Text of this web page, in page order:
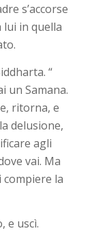
s’accorse
lui in quella
“
un Samana.
ritorna, e
delusione,
agli
vai. Ma
compiere la
e uscì.